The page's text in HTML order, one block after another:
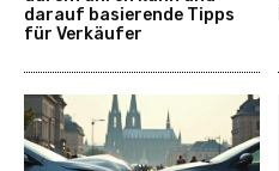
darauf basierende Tipps
für Verkäufer